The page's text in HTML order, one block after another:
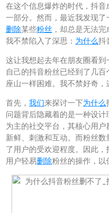
在这个信息爆炸的时代，抖
一部分。然而，最近我发现
删除某些粉丝 ，却总是无法
我不禁陷入了深思： 为什么抖
这让我想起去年在朋友圈看到
自己的抖音粉丝已经到了几
座山一样困难。我不禁好奇，
首先， 我们来探讨一下为什么
问题背后隐藏着的是一种设
为主的社交平台，其核心用
新鲜、刺激和互动。而粉丝
了用户的受欢迎程度。因此
用户轻易删除粉丝的操作，以